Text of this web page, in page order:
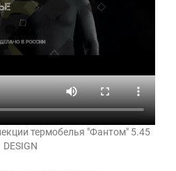
термобелья "Фантом" 5.45
DESIGN